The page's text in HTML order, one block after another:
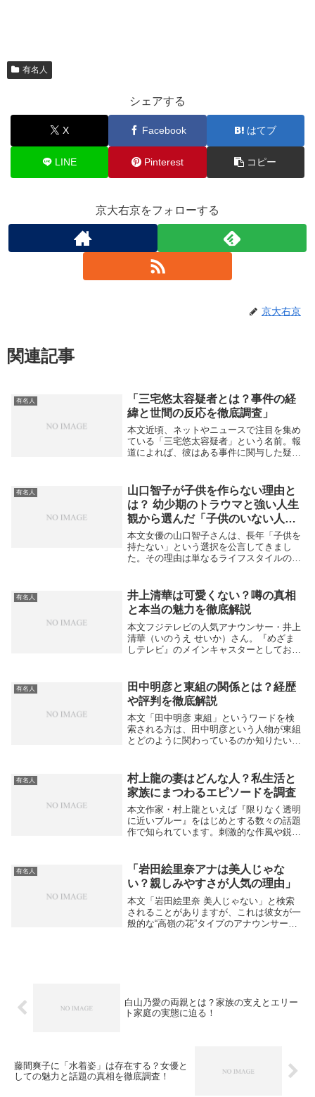
有名人
シェアする
X Facebook はてブ
LINE Pinterest コピー
京大右京をフォローする
京大右京
関連記事
有名人
「三宅悠太容疑者とは？事件の経
緯と世間の反応を徹底調査」
本文近頃、ネットやニュースで注目を集め
ている「三宅悠太容疑者」という名前。報
道によれば、彼はある事件に関与した疑い
て世間の反応について整理しました。事件
の概要報道に...
有名人
山口智子が子供を作らない理由と
は？ 幼少期のトラウマと強い人生
観から選んだ「子供のいない人
生」
本文女優の山口智子さんは、長年「子供を
持たない」という選択を公言してきまし
た。その理由は単なるライフスタイルの好
は6歳の時に両親が離婚し、母親と妹が家
を出て行く中、...
有名人
井上清華は可愛くない？噂の真相
と本当の魅力を徹底解説
本文フジテレビの人気アナウンサー・井上
清華（いのうえ せいか）さん。『めざま
しテレビ』のメインキャスターとしてお馴
す。せっかくの人気アナなのに、なぜそう
言われてしまう...
有名人
田中明彦と東組の関係とは？経歴
や評判を徹底解説
本文「田中明彦 東組」というワードを検
索される方は、田中明彦という人物が東組
とどのように関わっているのか知りたいと
整理してご紹介します。まず、田中明彦と
いえば国際政...
有名人
村上龍の妻はどんな人？私生活と
家族にまつわるエピソードを調査
本文作家・村上龍といえば『限りなく透明
に近いブルー』をはじめとする数々の話題
作で知られています。刺激的な作風や鋭い
いった私生活に関心を持つ読者も少なくあ
りません。現...
有名人
「岩田絵里奈アナは美人じゃな
い？親しみやすさが人気の理由」
本文「岩田絵里奈 美人じゃない」と検索
されることがありますが、これは彼女が一
般的な“高嶺の花”タイプのアナウンサー像
白山乃愛の両親とは？家族の支えとエリー
ト家庭の実態に迫る！
藤間爽子に「水着姿」は存在する？女優と
しての魅力と話題の真相を徹底調査！